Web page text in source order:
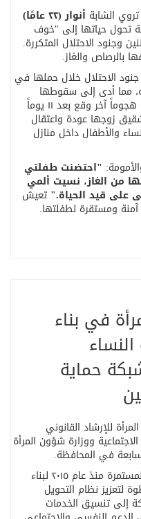
الشابة أنوار (٢٢ عامًا)
تحول حياتها إلى "خوف
وجنود الاحتلال المتكررة.
بالرصاص والغاز.
الاحتلال خلال حملها في
مما أدى إلى سقوطها
كما وصفت هجوماً آخر وقع بعد ١١ يوماً
زوجها عودة واعتقال
والأطفال داخل منازل
:
"احتضنت طفلتي
من الغاز، نسيت ألمي
على قيد الحياة." تعيش
آمنة ومستقرة لطفلتها.
في بناء
حماية
- أطلق مركز المرأة للإرشاد القانوني
ووزارة شؤون المرأة
في المحافظة.
يأتي هذا الإنجاز تتويجاً لجهود المركز المستمرة منذ عام ٢٠١٥ لبناء
نظام التحويل
إلى تنسيق الخدمات